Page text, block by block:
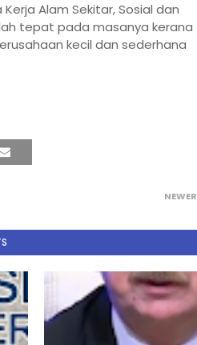
Alam Sekitar, Sosial dan
tepat pada masanya kerana
kecil dan sederhana
NEWER